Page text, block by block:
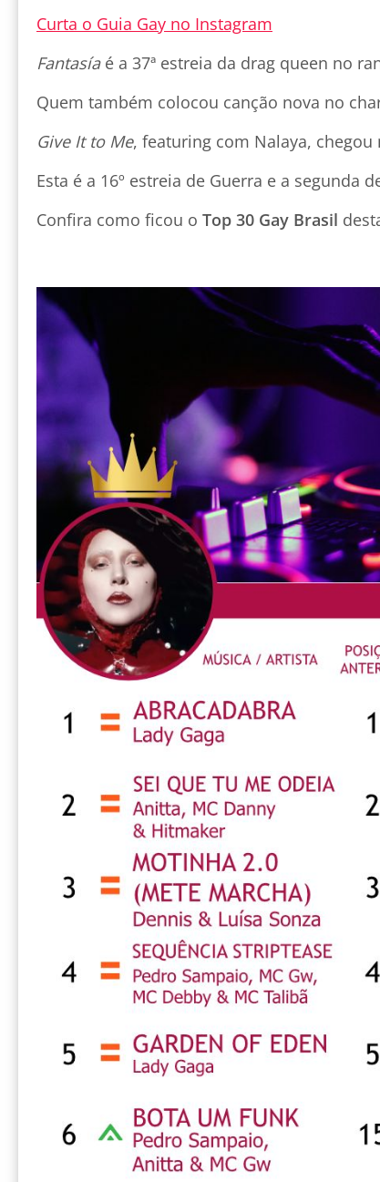
Curta o Guia Gay no Instagram
Fantasíaé a 37ª estreia da drag queen no
Quem também colocou canção nova no
Give It to Me, featuring com Nalaya, chegou
Esta é a 16º estreia de Guerra e a segunda
Confira como ficou o Top 30 Gay Brasil